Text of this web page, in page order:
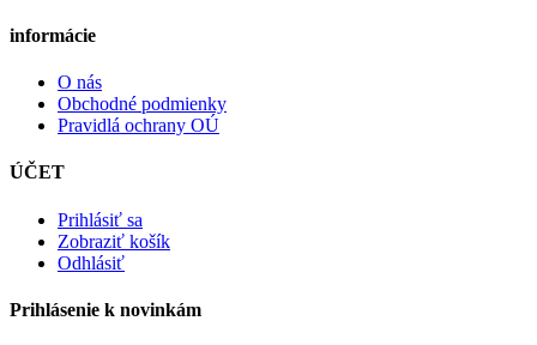
informácie
O nás
Obchodné podmienky
Pravidlá ochrany OÚ
ÚČET
Prihlásiť sa
Zobraziť košík
Odhlásiť
Prihlásenie k novinkám